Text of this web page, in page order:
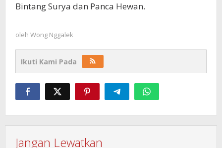
Bintang Surya dan Panca Hewan.
oleh Wong Nggalek
Ikuti Kami Pada
Jangan Lewatkan